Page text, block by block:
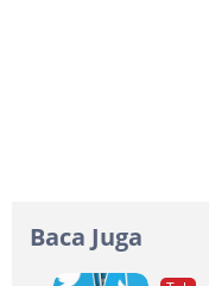
Baca Juga